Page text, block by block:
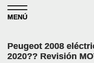
Skip to content
MENÚ
Peugeot 2008
2020?? Revisión